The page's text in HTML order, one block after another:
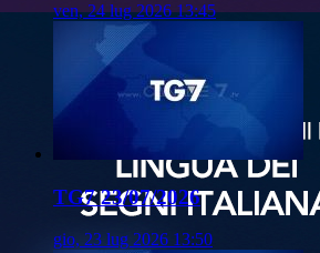
ven, 24 lug 2026 13:45
TG7 23/07/2026
gio, 23 lug 2026 13:50